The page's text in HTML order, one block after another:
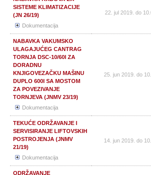
SISTEME KLIMATIZACIJE
(JN 26/19)
Dokumentacija
22. jul 2019. do
NABAVKA VAKUMSKO
ULAGAJUĆEG CANTRAG
TORNJA DSC-10/60I ZA
DORADNU
KNJIGOVEZAČKU MAŠINU
DUPLO 600I SA MOSTOM
ZA POVEZIVANJE
TORNJEVA (JNMV 23/19)
Dokumentacija
25. jun 2019. do
TEKUĆE ODRŽAVANJE I
SERVISIRANJE LIFTOVSKIH
POSTROJENJA (JNMV
21/19)
Dokumentacija
14. jun 2019. do
ODRŽAVANJE